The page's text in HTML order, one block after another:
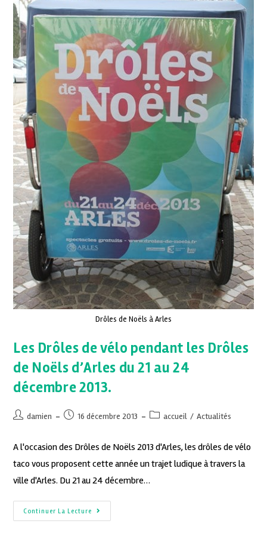
Drôles de Noëls à Arles
Les Drôles de vélo pendant les Drôles
de Noëls d’Arles du 21 au 24
décembre 2013.
damien 16 décembre 2013 accueil / Actualités
A l'occasion des Drôles de Noëls 2013 d'Arles, les drôles de vélo
taco vous proposent cette année un trajet ludique à travers la
ville d'Arles. Du 21 au 24 décembre…
Continuer La Lecture